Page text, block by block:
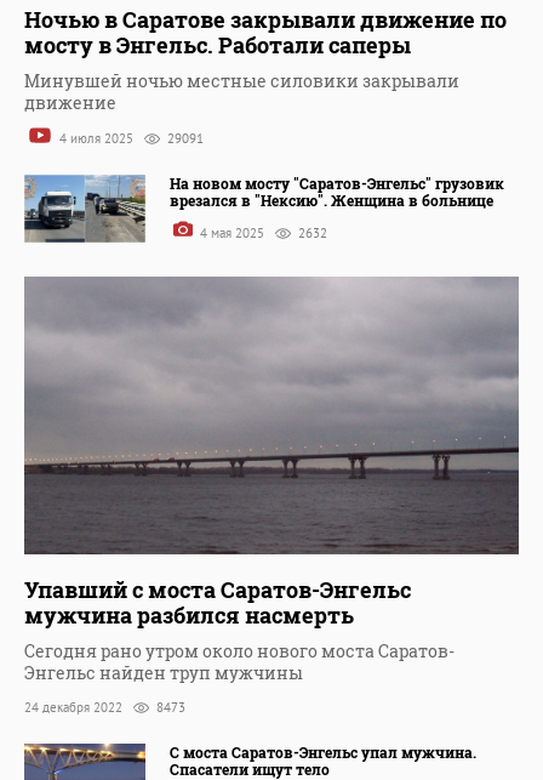
Ночью в Саратове закрывали движение по
мосту в Энгельс. Работали саперы
Минувшей ночью местные силовики закрывали
движение
4 июля 2025 29091
На новом мосту "Саратов-Энгельс" грузовик
врезался в "Нексию". Женщина в больнице
4 мая 2025 2632
Упавший с моста Саратов-Энгельс
мужчина разбился насмерть
Сегодня рано утром около нового моста Саратов-
Энгельс найден труп мужчины
24 декабря 2022 8473
С моста Саратов-Энгельс упал мужчина.
Спасатели ищут тело